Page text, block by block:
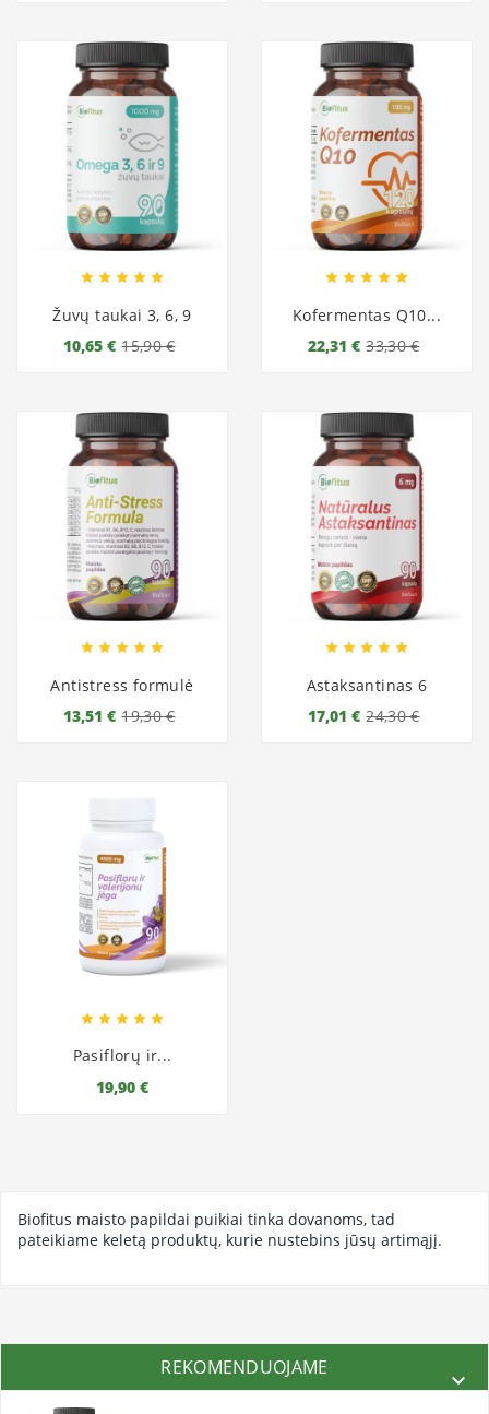
    
Žuvų taukai 3, 6, 9
10,65 € 15,90 €
    
Kofermentas Q10...
22,31 € 33,30 €
    
Antistress formulė
13,51 € 19,30 €
    
Astaksantinas 6
17,01 € 24,30 €
    
Pasiflorų ir...
19,90 €
Biofitus maisto papildai puikiai tinka dovanoms, tad
pateikiame keletą produktų, kurie nustebins jūsų artimąjį.
REKOMENDUOJAME
